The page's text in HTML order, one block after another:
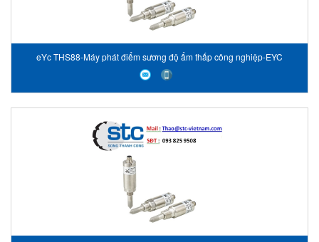
eYc THS88-Máy phát điểm sương độ ẩm thấp công nghiệp-EYC
Vietnam-STC Vietnam